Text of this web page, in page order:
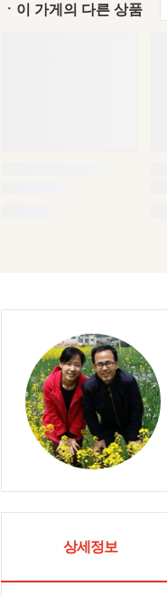
ㆍ이 가게의 다른 상품
상세정보